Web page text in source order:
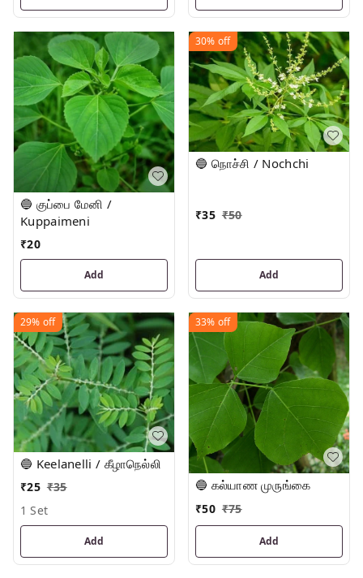
🔵 குப்பை மேனி /
Kuppaimeni
₹20
Add
30% off
🔵 நொச்சி / Nochchi
₹35 ₹50
Add
29% off
🔵 Keelanelli / கீழாநெல்லி
₹25 ₹35
1 Set
Add
33% off
🔵 கல்யாண முருங்கை
₹50 ₹75
Add